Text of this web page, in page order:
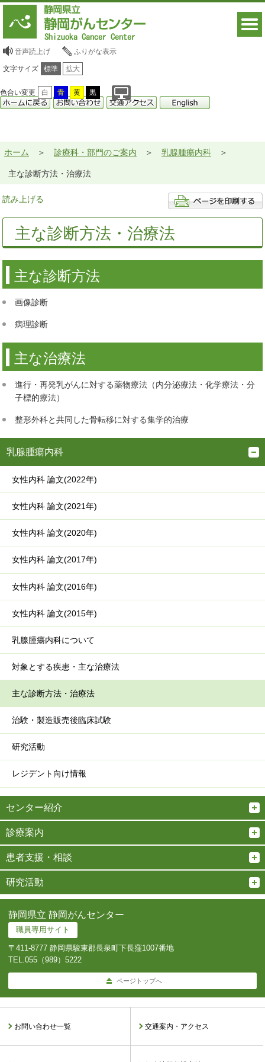
音声読上げ ふりがな表示
文字サイズ 標準 拡大
色合い変更 白 青 黄 黒
ホーム 診療科・部門のご案内 乳腺腫瘍内科
主な診断方法・治療法
読み上げる
主な診断方法・治療法
主な診断方法
画像診断
病理診断
主な治療法
進行・再発乳がんに対する薬物療法（内分泌療法・化学療法・分
子標的療法）
整形外科と共同した骨転移に対する集学的治療
乳腺腫瘍内科
女性内科 論文(2022年)
女性内科 論文(2021年)
女性内科 論文(2020年)
女性内科 論文(2017年)
女性内科 論文(2016年)
女性内科 論文(2015年)
乳腺腫瘍内科について
対象とする疾患・主な治療法
主な診断方法・治療法
治験・製造販売後臨床試験
研究活動
レジデント向け情報
センター紹介
診療案内
患者支援・相談
研究活動
静岡県立 静岡がんセンター
職員専用サイト
〒411-8777 静岡県駿東郡長泉町下長窪1007番地
TEL. 055（989）5222
ページトップへ
お問い合わせ一覧 交通案内・アクセス